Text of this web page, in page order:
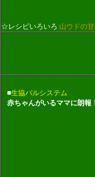
☆レシピいろいろ 山ウドの甘
■生協パルシステム
赤ちゃんがいるママに朗報！